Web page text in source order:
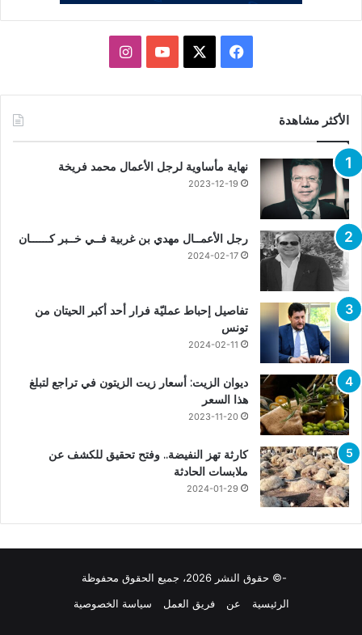
فيسبوك يوتيوبانستقرام
الأكثر مشاهدة
نهاية مأساوية لرجل الأعمال محمد فريخة
2023-12-19
رجل الأعمــال مهدي بن غربية فــي خــبر كــــــان
2024-02-17
تفاصيل إحباط عمليّة فرار أحد أكبر الحيتان من
تونس
2024-02-11
ديوان الزيت: أسعار زيت الزيتون في تراجع لتبلغ
هذا السعر
2023-11-20
كارثة تهز النفيضة.. وفتح تحقيق للكشف عن
ملابسات الحادثة
2024-01-29
-© حقوق النشر 2026، جميع الحقوق محفوظة
الرئيسية
عن فريق العمل سياسة الخصوصية